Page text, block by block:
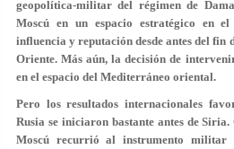
geopolítica-militar del régimen de
Moscú en un espacio estratégico en
influencia y reputación desde antes del fin
Oriente. Más aún, la decisión de
en el espacio del Mediterráneo oriental.
Pero los resultados internacionales
Rusia se iniciaron bastante antes de
Moscú recurrió al instrumento